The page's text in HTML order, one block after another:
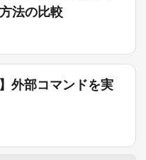
法の比較
外部コマンドを実